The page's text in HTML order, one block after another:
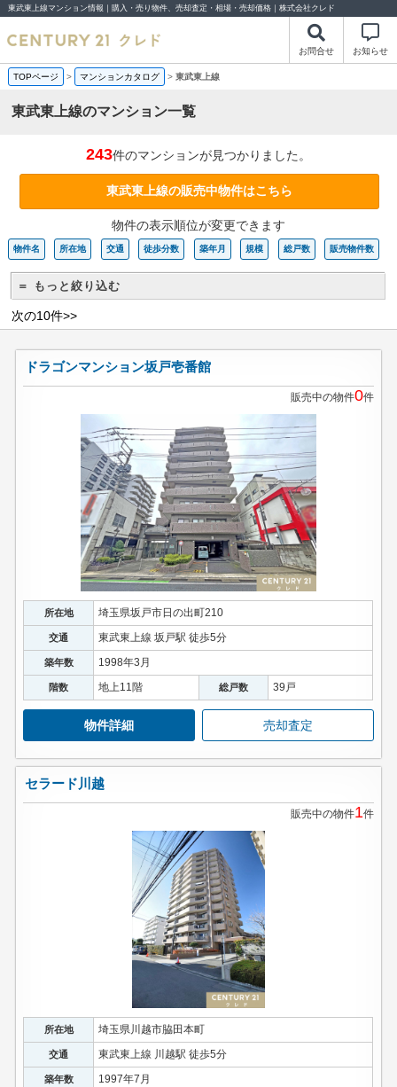
東武東上線マンション情報｜購入・売り物件、売却査定・相場・売却価格｜株式会社クレド
お問合せ お知らせ
TOPページ > マンションカタログ > 東武東上線
東武東上線のマンション一覧
243件のマンションが見つかりました。
東武東上線の販売中物件はこちら
物件の表示順位が変更できます
物件名 所在地 交通 徒歩分数 築年月 規模 総戸数 販売物件数
＝ もっと絞り込む
次の10件>>
ドラゴンマンション坂戸壱番館
販売中の物件0件
所在地 埼玉県坂戸市日の出町210
交通 東武東上線 坂戸駅 徒歩5分
築年数 1998年3月
階数 地上11階 総戸数 39戸
物件詳細 売却査定
セラード川越
販売中の物件1件
所在地 埼玉県川越市脇田本町
交通 東武東上線 川越駅 徒歩5分
築年数 1997年7月